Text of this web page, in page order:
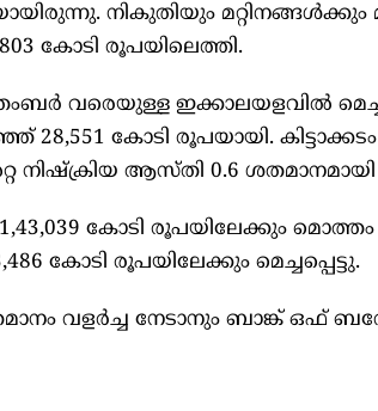
നികുതിയും
കോടി രൂപയിലെത്തി.
വരെയുള്ള ഇക്കാലയളവില്‍
കോടി രൂപയായി.
ആസ്തി 0.6 ശതമാനമായി
കോടി രൂപയിലേക്കും മൊത്തം
കോടി രൂപയിലേക്കും മെച്ചപ്പെട്ടു.
വളർച്ച നേടാനും ബാങ്ക് ഒഫ്